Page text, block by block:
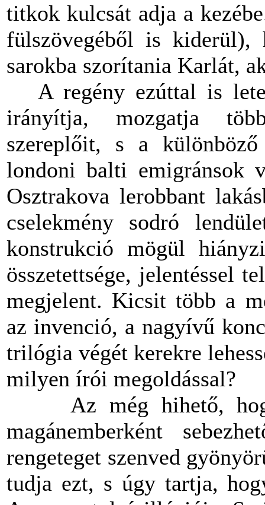
titkok kulcsát adja a
fülszövegéből is kiderül),
sarokba szorítania Karlát,
A regény ezúttal is
irányítja, mozgatja
szereplőit, s a
londoni balti emigránsok
Osztrakova lerobbant
cselekmény sodró
konstrukció mögül
összetettsége, jelentéssel
megjelent. Kicsit több a
az invenció, a nagyívű
trilógia végét kerekre
milyen írói megoldással?
Az még hihető, hogy
magánemberként
rengeteget szenved
tudja ezt, s úgy tartja,